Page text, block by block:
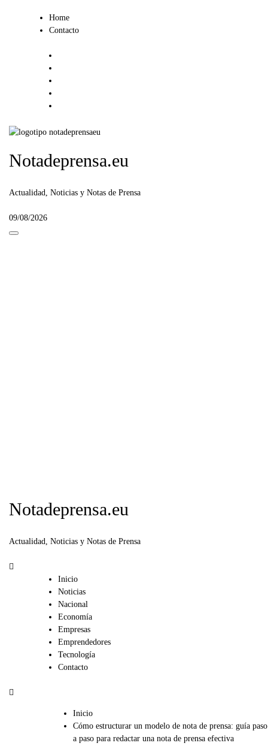
Home
Contacto
Notadeprensa.eu
Actualidad, Noticias y Notas de Prensa
09/08/2026
Notadeprensa.eu
Actualidad, Noticias y Notas de Prensa
Inicio
Noticias
Nacional
Economía
Empresas
Emprendedores
Tecnología
Contacto
Inicio
Cómo estructurar un modelo de nota de prensa: guía paso
a paso para redactar una nota de prensa efectiva